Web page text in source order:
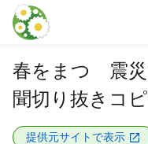
本文に飛ぶ
春をまつ 震災
聞切り抜きコ
提供元サイトで表示